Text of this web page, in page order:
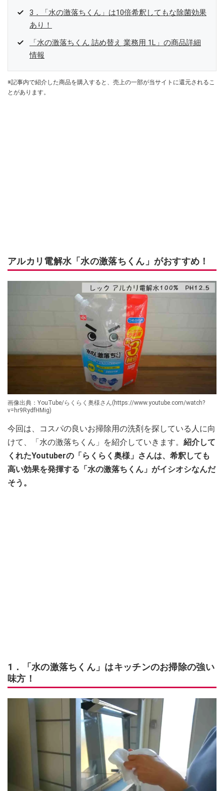
3．「水の激落ちくん」は10倍希釈してもな除菌効果
あり！
「水の激落ちくん 詰め替え 業務用 1L」の商品詳細
情報
※記事内で紹介した商品を購入すると、売上の一部が当サイトに還元されるこ
とがあります。
アルカリ電解水「水の激落ちくん」がおすすめ！
画像出典：YouTube/らくらく奥様さん(https://www.youtube.com/watch?
v=hr9RydfHMig)
今回は、コスパの良いお掃除用の洗剤を探している人に向
けて、「水の激落ちくん」を紹介していきます。 紹介して
くれたYoutuberの「らくらく奥様」さんは、希釈しても
高い効果を発揮する「水の激落ちくん」がイシオシなんだ
そう。
1．「水の激落ちくん」はキッチンのお掃除の強い
味方！